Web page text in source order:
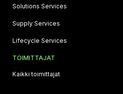
Solutions Services
Supply Services
Lifecycle Services
TOIMITTAJAT
Kaikki toimittajat